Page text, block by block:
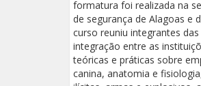
formatura foi realizada na
de segurança de Alagoas e
curso reuniu integrantes
integração entre as
teóricas e práticas sobre
canina, anatomia e